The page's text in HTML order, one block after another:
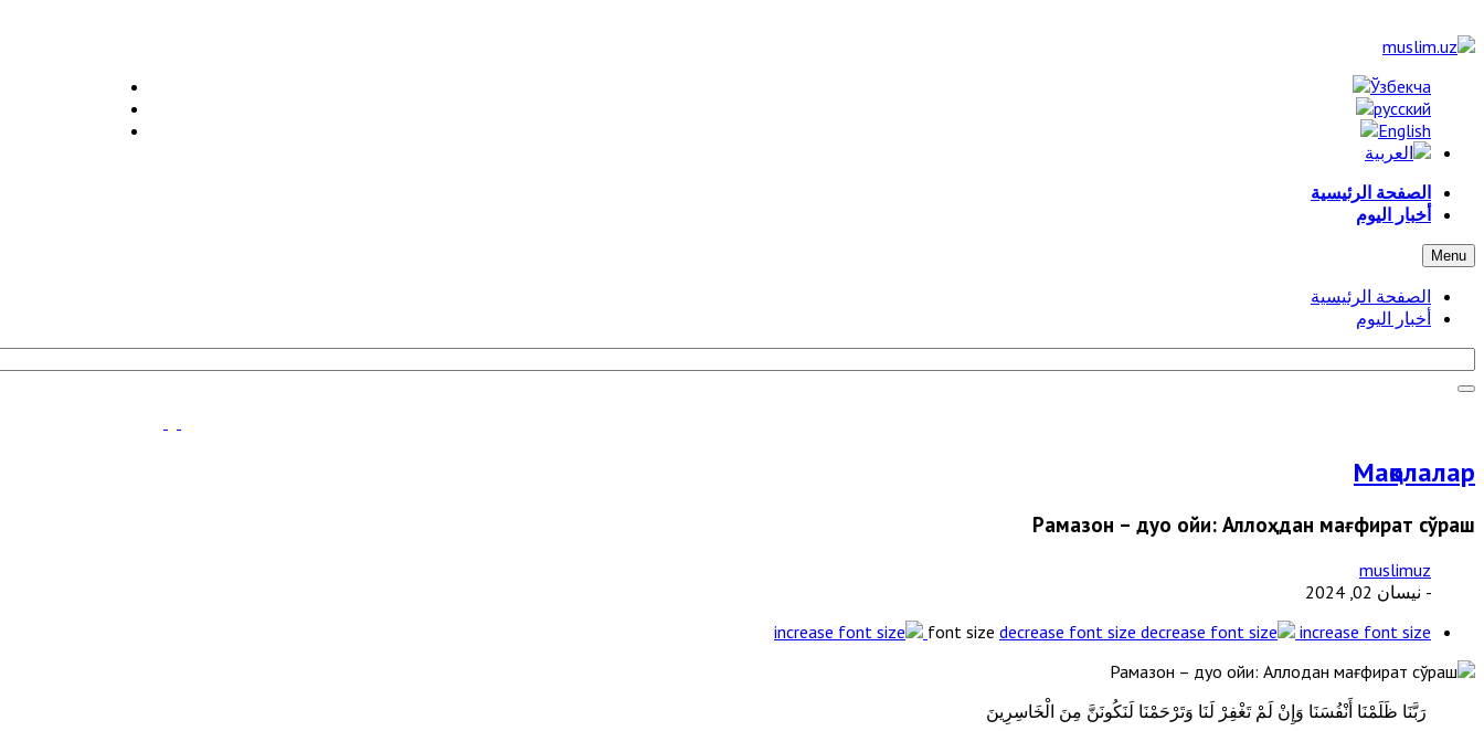
الصفحة الرئيسية
أخبار اليوم
Menu
الصفحة الرئيسية
أخبار اليوم
Мақолалар
Рамазон – дуо ойи: Аллоҳдан мағфират сўраш
muslimuz
- نيسان 02, 2024
font size decrease font size increase font size
رَبَّنَا ظَلَمْنَا أَنْفُسَنَا وَإِنْ لَمْ تَغْفِرْ لَنَا وَتَرْحَمْنَا لَنَكُونَنَّ مِنَ الْخَاسِرِينَ